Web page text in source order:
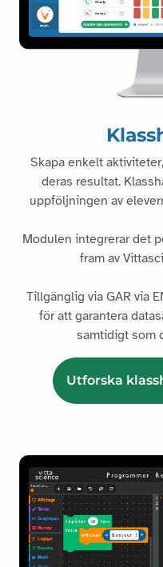
Skapa enkelt
deras resultat.
uppföljningen av
Modulen integrerar det
fram av
Tillgänglig via GAR via
för att garantera
samtidigt som
Utforska